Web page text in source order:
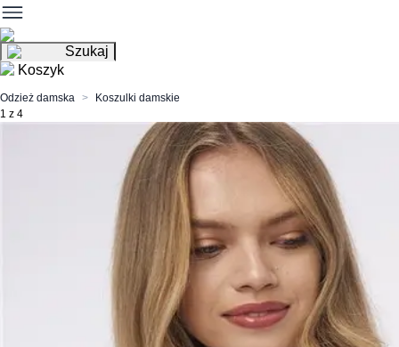
Szukaj
Koszyk
Odzież damska
Koszulki damskie
1 z 4